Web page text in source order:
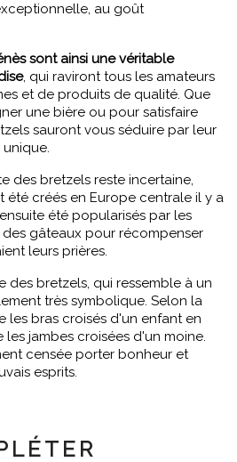
au goût
sont ainsi une véritable
, qui raviront tous les amateurs
et de produits de qualité. Que
une bière ou pour satisfaire
sauront vous séduire par leur
des bretzels reste incertaine,
été créés en Europe centrale il y a
été popularisés par les
des gâteaux pour récompenser
leurs prières.
des bretzels, qui ressemble à un
très symbolique. Selon la
les bras croisés d'un enfant en
jambes croisées d'un moine.
censée porter bonheur et
esprits.